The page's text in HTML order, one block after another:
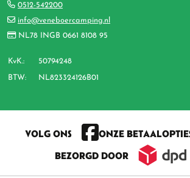
0512-542200
info@veneboercamping.nl
NL78 INGB 0661 8108 95
KvK.: 50794248
BTW: NL823324126B01
VOLG ONS
ONZE
BEZORGD DOOR